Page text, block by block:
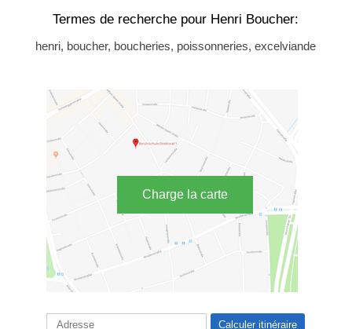
Termes de recherche pour Henri Boucher:
henri, boucher, boucheries, poissonneries, excelviande
Charge la carte